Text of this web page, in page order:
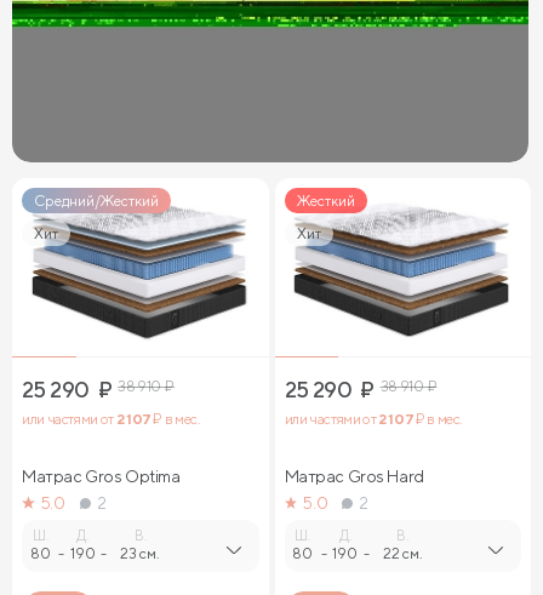
Средний/Жесткий
Хит
25 290 ₽ 38 910₽
или частями от 2 107₽ в мес.
Матрас Gros Optima
5.0
2
80 -
Д.
190 -
В.
23 см.
Жесткий
Хит
25 290 ₽ 38 910₽
или частями от2 107₽ в мес.
Матрас Gros Hard
5.0
2
80 -
Д.
190 -
В.
22 см.